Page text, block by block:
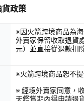
貨政策
※因火箭跨境商品為
外賣家保留收取退貨
元）並直接從退款扣
※火箭跨境商品恕不提
※ 經境外賣家同意，
天鑑賞期內得申請退